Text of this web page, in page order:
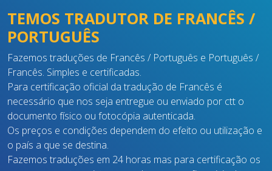
TEMOS TRADUTOR DE FRANCÊS /
PORTUGUÊS
Fazemos traduções de Francês / Português e Português /
Francês. Simples e certificadas.
Para certificação oficial da tradução de Francês é
necessário que nos seja entregue ou enviado por ctt o
documento físico ou fotocópia autenticada.
Os preços e condições dependem do efeito ou utilização e
o país a que se destina.
Fazemos traduções em 24 horas mas para certificação os